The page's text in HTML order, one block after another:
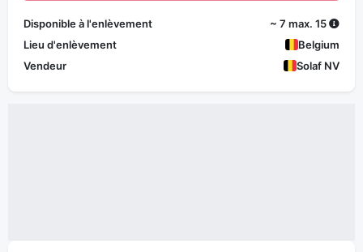
Disponible à l'enlèvement
~ 7 max. 15
Lieu d'enlèvement
Belgium
Vendeur
Solaf NV